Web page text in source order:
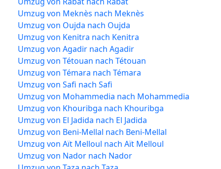
Umzug von Meknès nach Meknès
Umzug von Oujda nach Oujda
Umzug von Kenitra nach Kenitra
Umzug von Agadir nach Agadir
Umzug von Tétouan nach Tétouan
Umzug von Témara nach Témara
Umzug von Safi nach Safi
Umzug von Mohammedia nach Mohammedia
Umzug von Khouribga nach Khouribga
Umzug von El Jadida nach El Jadida
Umzug von Beni-Mellal nach Beni-Mellal
Umzug von Aït Melloul nach Aït Melloul
Umzug von Nador nach Nador